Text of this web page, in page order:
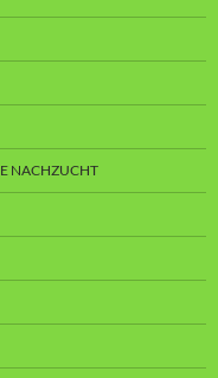
NACHZUCHT